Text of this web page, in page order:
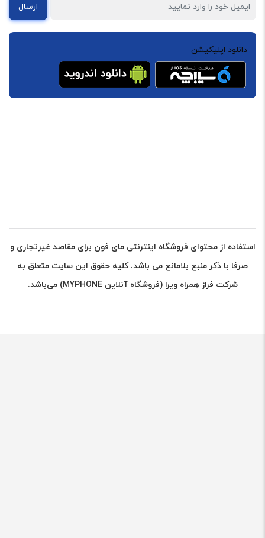
ارسال
دانلود اپلیکیشن
استفاده از محتوای فروشگاه اینترنتی مای فون برای مقاصد غیرتجاری و
صرفا با ذکر منبع بلامانع می باشد. کلیه حقوق این سایت متعلق به
شرکت فراز همراه ویرا (فروشگاه آنلاین MYPHONE) می‌باشد.